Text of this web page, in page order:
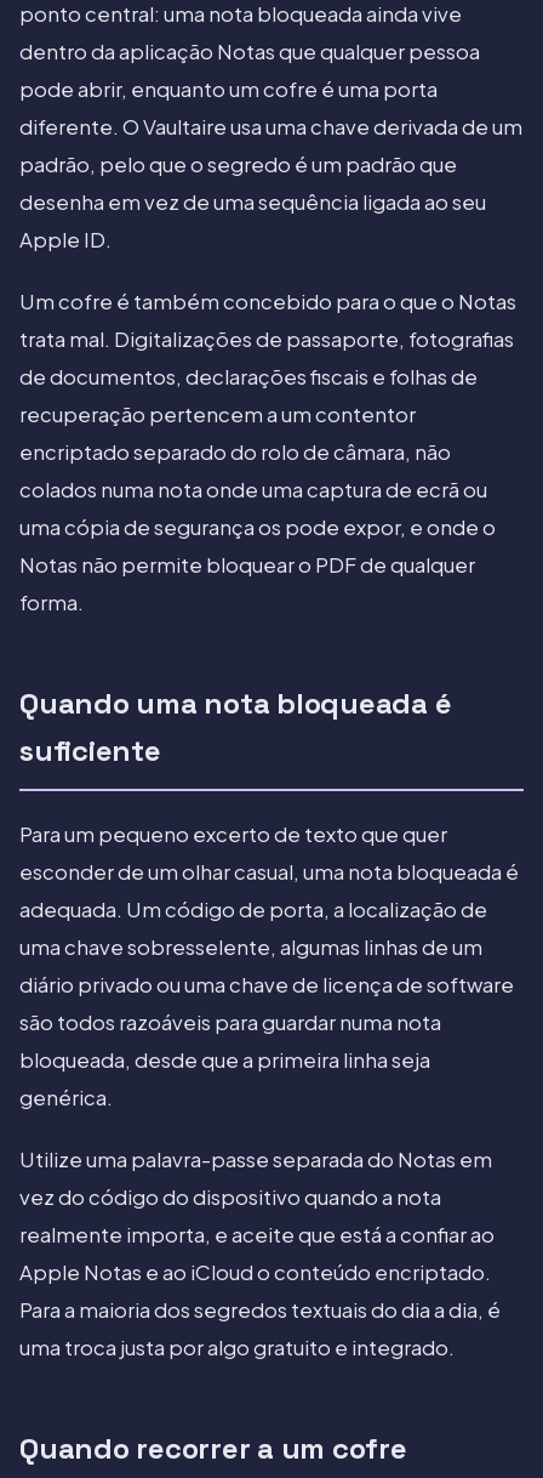
ponto central: uma nota bloqueada ainda vive
dentro da aplicação Notas que qualquer pessoa
pode abrir, enquanto um cofre é uma porta
diferente. O Vaultaire usa uma chave derivada de um
padrão, pelo que o segredo é um padrão que
desenha em vez de uma sequência ligada ao seu
Apple ID.
Um cofre é também concebido para o que o Notas
trata mal. Digitalizações de passaporte, fotografias
de documentos, declarações fiscais e folhas de
recuperação pertencem a um contentor
encriptado separado do rolo de câmara, não
colados numa nota onde uma captura de ecrã ou
uma cópia de segurança os pode expor, e onde o
Notas não permite bloquear o PDF de qualquer
forma.
Quando uma nota bloqueada é
suficiente
Para um pequeno excerto de texto que quer
esconder de um olhar casual, uma nota bloqueada é
adequada. Um código de porta, a localização de
uma chave sobresselente, algumas linhas de um
diário privado ou uma chave de licença de software
são todos razoáveis para guardar numa nota
bloqueada, desde que a primeira linha seja
genérica.
Utilize uma palavra-passe separada do Notas em
vez do código do dispositivo quando a nota
realmente importa, e aceite que está a confiar ao
Apple Notas e ao iCloud o conteúdo encriptado.
Para a maioria dos segredos textuais do dia a dia, é
uma troca justa por algo gratuito e integrado.
Quando recorrer a um cofre